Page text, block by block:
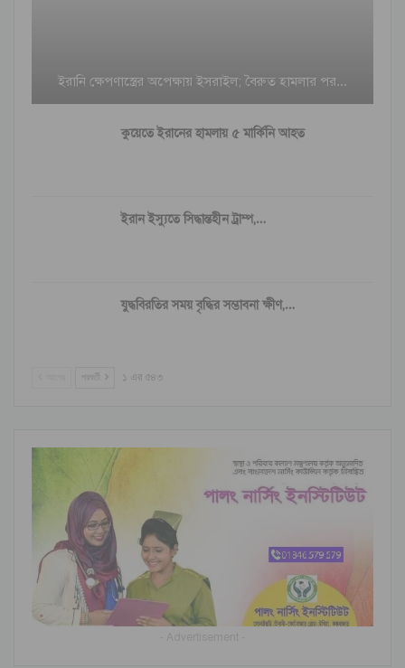
ইরানি ক্ষেপণাস্ত্রের অপেক্ষায় ইসরাইল; বৈরুত হামলার পর…
কুয়েতে ইরানের হামলায় ৫ মার্কিনি আহত
ইরান ইস্যুতে সিদ্ধান্তহীন ট্রাম্প,…
যুদ্ধবিরতির সময় বৃদ্ধির সম্ভাবনা ক্ষীণ,…
পরবর্তী ১ এর ৫৪৩